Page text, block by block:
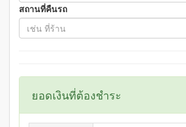
สถานที่คืนรถ
ยอดเงินที่ต้องชำระ